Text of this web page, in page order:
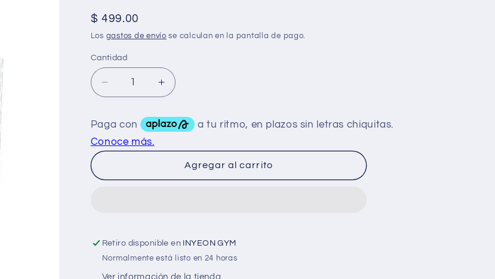
Precio
habitual
$ 499.00
Los gastos de envío se calculan en la pantalla de pago.
Cantidad
Reducir
cantidad
BK
Pharma
Fluoxi
Mg
Aumentar
cantidad
para
BK
Fluoxi
Mg
Agregar al carrito
Retiro disponible en INYEON GYM
Normalmente está listo en 24 horas
Ver información de la tienda